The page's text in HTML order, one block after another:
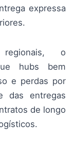
expressa
o
hubs bem
e perdas por
das entregas
de longo